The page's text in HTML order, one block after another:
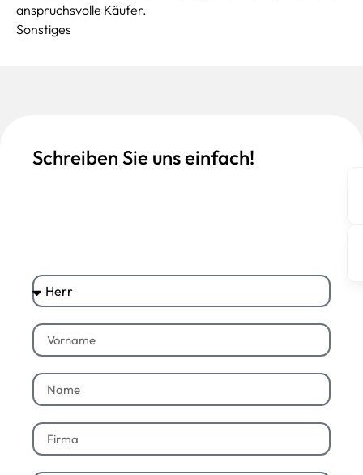
anspruchsvolle Käufer.
Sonstiges
Schreiben Sie uns einfach!